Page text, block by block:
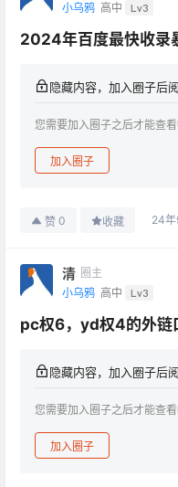
小乌鸦 高中 Lv3
2024年百度最快收录
隐藏内容，加入圈子后
您需要加入圈子之后才能查
加入圈子
赞 0 收藏 24年
清 圈主
小乌鸦 高中 Lv3
pc权6，yd权4的外
隐藏内容，加入圈子后
您需要加入圈子之后才能查
加入圈子